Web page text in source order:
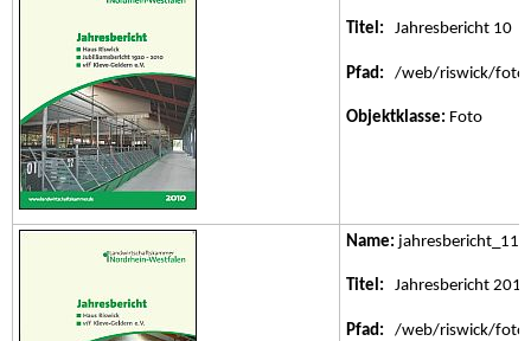
Titel: Jahresbericht 10
Pfad: /web/riswick/
Objektklasse: Foto
Name:
Titel: Jahresbericht 2011
Pfad: /web/riswick/